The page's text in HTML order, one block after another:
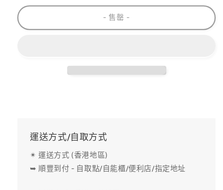
減
增
- 售罄 -
運送方式/自取方式
✴ 運送方式 (香港地區)
➥ 順豐到付 - 自取點/自能櫃/便利店/指定地址